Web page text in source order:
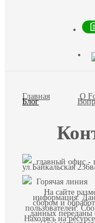
Главная О
Блог
главный офис -
ул.Байкальская
Горячая линия
На сайте
информация.
сбором и
пользователей.
данных переданы
Находясь на